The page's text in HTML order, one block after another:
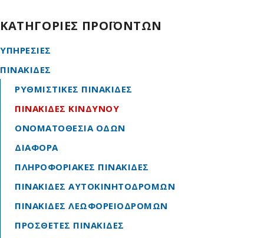
ΚΑΤΗΓΟΡΙΕΣ ΠΡΟΪΟΝΤΩΝ
ΥΠΗΡΕΣΙΕΣ
ΠΙΝΑΚΙΔΕΣ
ΡΥΘΜΙΣΤΙΚΕΣ ΠΙΝΑΚΙΔΕΣ
ΠΙΝΑΚΙΔΕΣ ΚΙΝΔΥΝΟΥ
ΟΝΟΜΑΤΟΘΕΣΙΑ ΟΔΩΝ
ΔΙΑΦΟΡΑ
ΠΛΗΡΟΦΟΡΙΑΚΕΣ ΠΙΝΑΚΙΔΕΣ
ΠΙΝΑΚΙΔΕΣ ΑΥΤΟΚΙΝΗΤΟΔΡΟΜΩΝ
ΠΙΝΑΚΙΔΕΣ ΛΕΩΦΟΡΕΙΟΔΡΟΜΩΝ
ΠΡΟΣΘΕΤΕΣ ΠΙΝΑΚΙΔΕΣ